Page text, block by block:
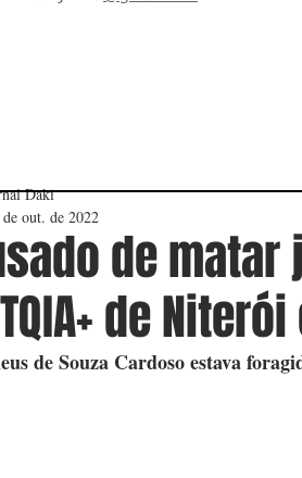
de matar
de
Daki
de out. de 2022
de Souza Cardoso estava